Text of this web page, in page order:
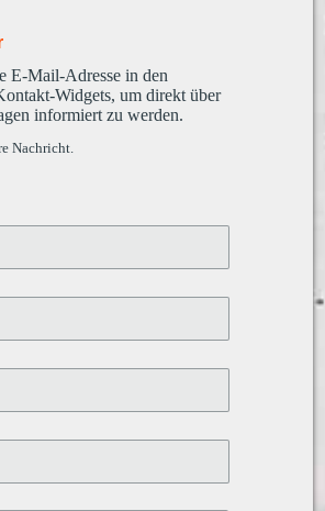
E-Mail-Adresse in den
Widgets, um direkt über
informiert zu werden.
Nachricht.